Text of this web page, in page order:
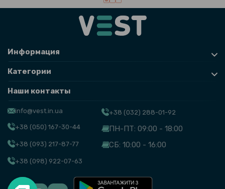
Информация
Категории
Наши контакты
info@vest.in.ua
+38 (050) 167-30-44
+38 (093) 217-87-77
+38 (098) 922-07-63
+38 (032) 288-01-92
ПН-ПТ: 09:00 - 18:00
СБ: 10:00 - 16:00